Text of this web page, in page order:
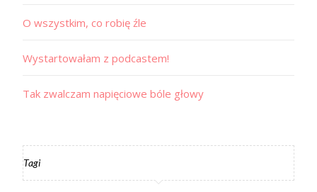
O wszystkim, co robię źle
Wystartowałam z podcastem!
Tak zwalczam napięciowe bóle głowy
Tagi